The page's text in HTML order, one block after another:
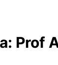
Prof